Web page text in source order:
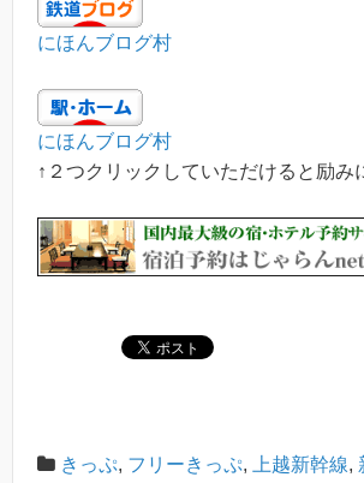
にほんブログ村
にほんブログ村
↑２つクリックしていただけると励み
きっぷ, フリーきっぷ, 上越新幹線,